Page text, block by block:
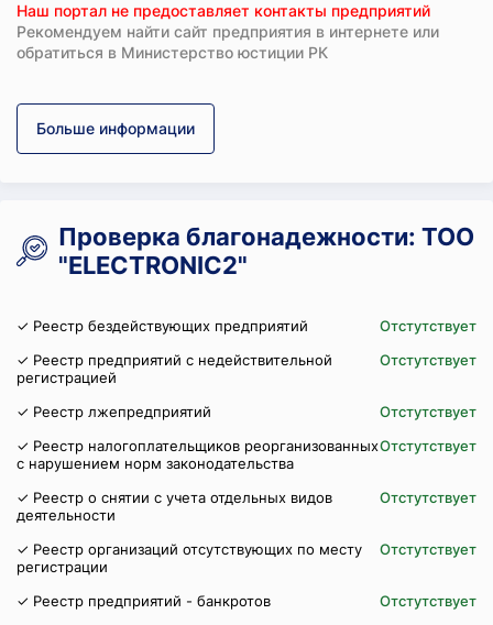
Наш портал не предоставляет контакты предприятий
Рекомендуем найти сайт предприятия в интернете или
обратиться в Министерство юстиции РК
Больше информации
Проверка благонадежности: ТОО
"ELECTRONIC2"
✓ Реестр бездействующих предприятий
Отстутствует
✓ Реестр предприятий с недействительной
регистрацией
Отстутствует
✓ Реестр лжепредприятий
Отстутствует
✓ Реестр налогоплательщиков реорганизованных
с нарушением норм законодательства
Отстутствует
✓ Реестр о снятии с учета отдельных видов
деятельности
Отстутствует
✓ Реестр организаций отсутствующих по месту
регистрации
Отстутствует
✓ Реестр предприятий - банкротов
Отстутствует